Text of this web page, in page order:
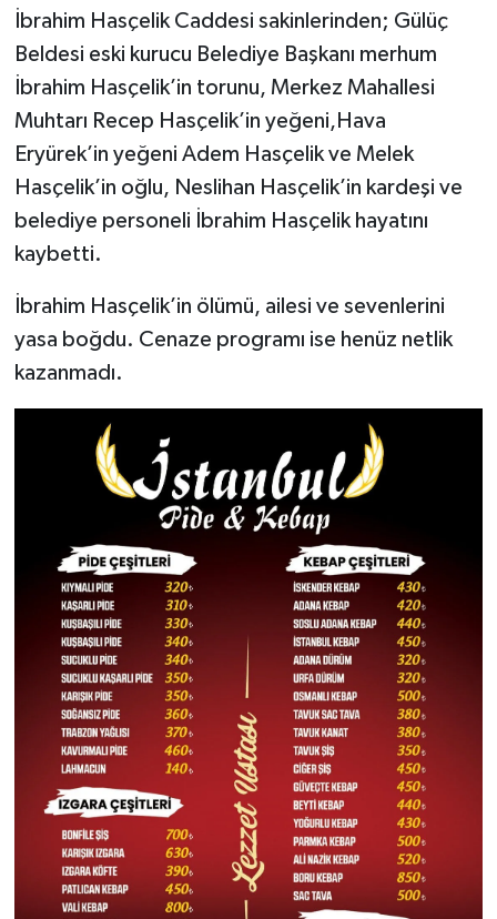
İbrahim Hasçelik Caddesi sakinlerinden; Gülüç
Beldesi eski kurucu Belediye Başkanı merhum
İbrahim Hasçelik’in torunu, Merkez Mahallesi
Muhtarı Recep Hasçelik’in yeğeni,Hava
Eryürek’in yeğeni Adem Hasçelik ve Melek
Hasçelik’in oğlu, Neslihan Hasçelik’in kardeşi ve
belediye personeli İbrahim Hasçelik hayatını
kaybetti.
İbrahim Hasçelik’in ölümü, ailesi ve sevenlerini
yasa boğdu. Cenaze programı ise henüz netlik
kazanmadı.